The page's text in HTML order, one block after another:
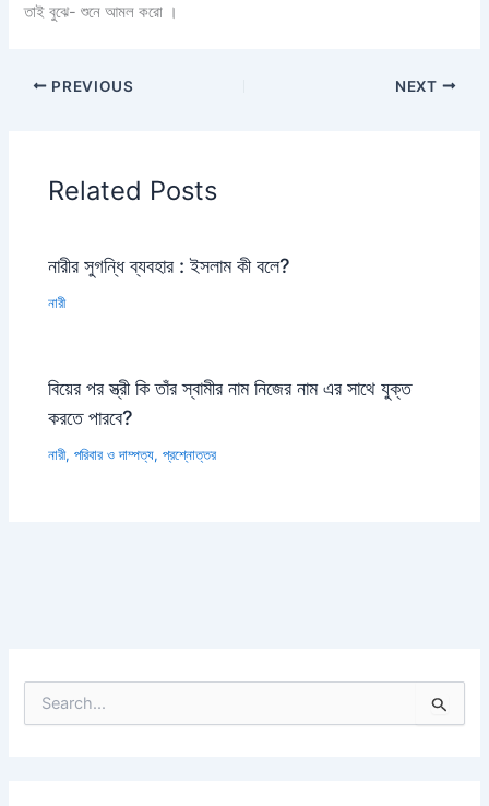
তাই বুঝে- শুনে আমল করো ।
PREVIOUS NEXT
Related Posts
নারীর সুগন্ধি ব্যবহার : ইসলাম কী বলে?
নারী
বিয়ের পর স্ত্রী কি তাঁর স্বামীর নাম নিজের নাম এর সাথে যুক্ত
করতে পারবে?
নারী,পরিবার ও দাম্পত্য,প্রশ্নোত্তর
e